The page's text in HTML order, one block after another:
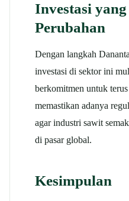
Investasi
Perubahan
Dengan langkah
investasi di sektor ini
berkomitmen untuk
memastikan adanya
agar industri sawit
di pasar global.
Kesimpulan